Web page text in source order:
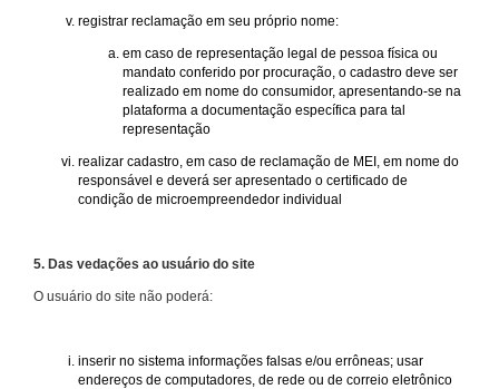
registrar reclamação em seu próprio nome:
em caso de representação legal de pessoa física ou
mandato conferido por procuração, o cadastro deve ser
realizado em nome do consumidor, apresentando-se na
plataforma a documentação específica para tal
representação
realizar cadastro, em caso de reclamação de MEI, em nome do
responsável e deverá ser apresentado o certificado de
condição de microempreendedor individual
5. Das vedações ao usuário do site
O usuário do site não poderá:
inserir no sistema informações falsas e/ou errôneas; usar
endereços de computadores, de rede ou de correio eletrônico